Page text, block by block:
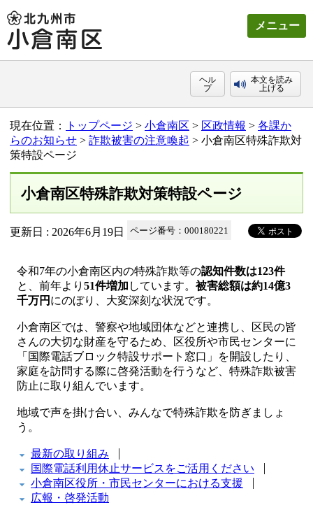
メニュー
ヘル
プ
本文を読み
上げる
現在位置： トップページ > 小倉南区 > 区政情報 > 各課か
らのお知らせ > 詐欺被害の注意喚起 > 小倉南区特殊詐欺対
策特設ページ
小倉南区特殊詐欺対策特設ページ
更新日 : 2026年6月19日 ページ番号：000180221
令和7年の小倉南区内の特殊詐欺等の認知件数は123件
と、前年より 51件増加 しています。 被害総額は約14億3
千万円 にのぼり、大変深刻な状況です。
小倉南区では、警察や地域団体などと連携し、区民の皆
さんの大切な財産を守るため、区役所や市民センターに
「国際電話ブロック特設サポート窓口」を開設したり、
家庭を訪問する際に啓発活動を行うなど、特殊詐欺被害
防止に取り組んでいます。
地域で声を掛け合い、みんなで特殊詐欺を防ぎましょ
う。
最新の取り組み
国際電話利用休止サービスをご活用ください
小倉南区役所・市民センターにおける支援
広報・啓発活動